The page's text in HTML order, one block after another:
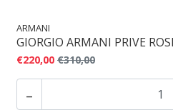
ARMANI
GIORGIO ARMANI PRIVE
€220,00 €310,00
-